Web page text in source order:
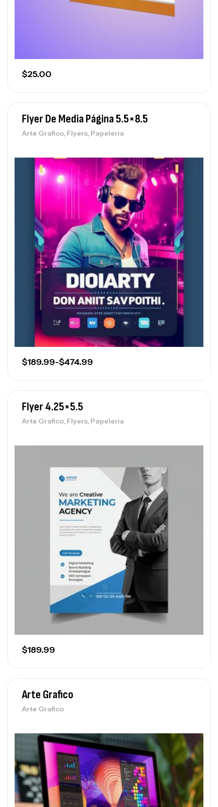
$25.00
Flyer De Media Página 5.5×8.5
Arte Grafico Flyers Papeleria
$189.99-$474.99
Flyer 4.25×5.5
Arte Grafico Flyers Papeleria
$189.99
Arte Grafico
Arte Grafico